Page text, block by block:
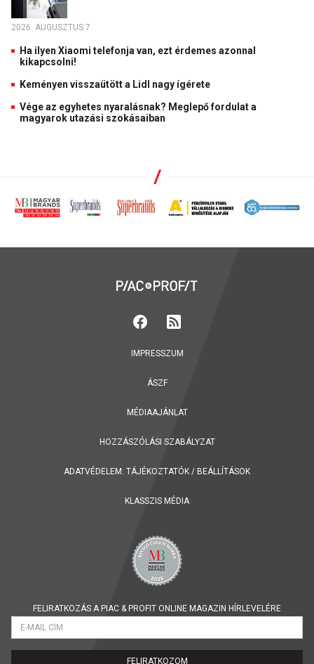
2026. AUGUSZTUS 7.
Ha ilyen Xiaomi telefonja van, ezt érdemes azonnal
kikapcsolni!
Keményen visszaütött a Lidl nagy ígérete
Vége az egyhetes nyaralásnak? Meglepő fordulat a
magyarok utazási szokásaiban
IMPRESSZUM
ÁSZF
MÉDIAAJÁNLAT
HOZZÁSZÓLÁSI SZABÁLYZAT
ADATVÉDELEM: TÁJÉKOZTATÓK / BEÁLLÍTÁSOK
KLASSZIS MÉDIA
FELIRATKOZÁS A PIAC & PROFIT ONLINE MAGAZIN HÍRLEVELÉRE
FELIRATKOZOM